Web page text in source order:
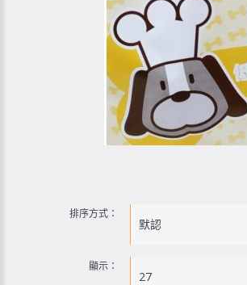
排序方式：
默認
顯示：
27